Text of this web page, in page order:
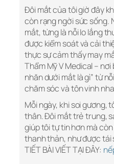
Đôi mắt của tôi giờ đây
còn rạng ngời sức sống.
mắt, từng là nỗi lo lắng
được kiểm soát và cải
thực sự cảm thấy may
Thẩm Mỹ V Medical – nơi
nhăn dưới mắt là gì” từ
chăm sóc và tôn vinh
Mỗi ngày, khi soi gương,
thân. Đôi mắt trẻ trung,
giúp tôi tự tin hơn mà
thanh thản, như được tái
TIẾT BÀI VIẾT TẠI ĐÂY: